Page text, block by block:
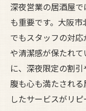
深夜営業の居酒屋
も重要です。大阪
でもスタッフの対
や清潔感が保たれ
に、深夜限定の割
腹も心も満たされ
したサービスがリピ